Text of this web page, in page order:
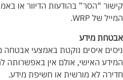
קישור “הסר” בהודעות הדיוור או
המייל של WRP.
אבטחת מידע
ניסים איסים נוקטת באמצעי אבטחה
המידע האישי, אולם אין באפשרותה
חדירה לא מורשית או חשיפת מידע.